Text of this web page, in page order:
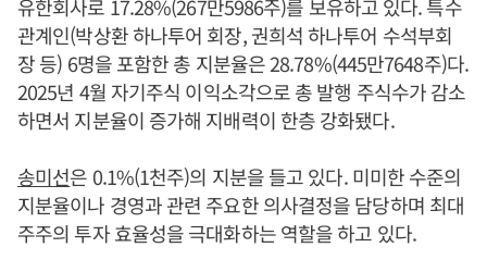
유한회사로 17.28%(267만5986주)를 보유하고 있다. 특수
관계인(박상환 하나투어 회장, 권희석 하나투어 수석부회
장 등) 6명을 포함한 총 지분율은 28.78%(445만7648주)다.
2025년 4월 자기주식 이익소각으로 총 발행 주식수가 감소
하면서 지분율이 증가해 지배력이 한층 강화됐다.
송미선은 0.1%(1천주)의 지분을 들고 있다. 미미한 수준의
지분율이나 경영과 관련 주요한 의사결정을 담당하며 최대
주주의 투자 효율성을 극대화하는 역할을 하고 있다.